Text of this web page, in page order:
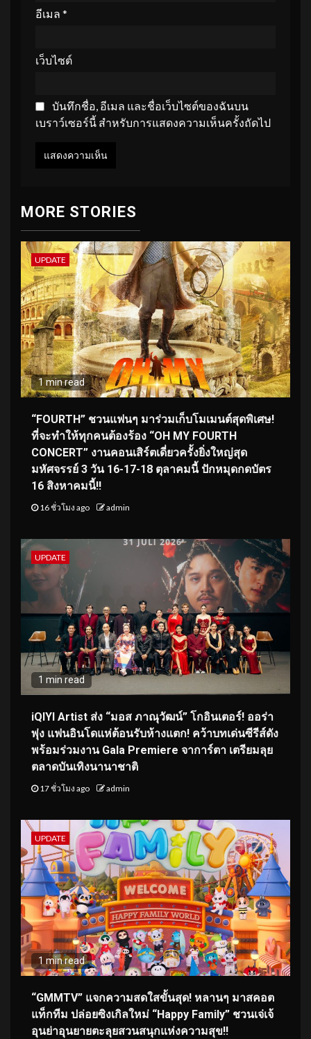
อีเมล *
เว็บไซต์
บันทึกชื่อ, อีเมล และชื่อเว็บไซต์ของฉันบน
เบราว์เซอร์นี้ สำหรับการแสดงความเห็นครั้งถัดไป
MORE STORIES
UPDATE
1 min read
“FOURTH” ชวนแฟนๆ มาร่วมเก็บโมเมนต์สุดพิเศษ!
ที่จะทำให้ทุกคนต้องร้อง “OH MY FOURTH
CONCERT” งานคอนเสิร์ตเดี่ยวครั้งยิ่งใหญ่สุด
มหัศจรรย์ 3 วัน 16-17-18 ตุลาคมนี้ ปักหมุดกดบัตร
16 สิงหาคมนี้!!
16 ชั่วโมง ago admin
UPDATE
1 min read
iQIYI Artist ส่ง “มอส ภาณุวัฒน์” โกอินเตอร์! ออร่า
พุ่ง แฟนอินโดแห่ต้อนรับห้างแตก! คว้าบทเด่นซีรีส์ดัง
พร้อมร่วมงาน Gala Premiere จาการ์ตา เตรียมลุย
ตลาดบันเทิงนานาชาติ
17 ชั่วโมง ago admin
UPDATE
1 min read
“GMMTV” แจกความสดใสขั้นสุด! หลานๆ มาสคอต
แท็กทีม ปล่อยซิงเกิลใหม่ “Happy Family” ชวนเจ่เจ้
อุนย่าอุนยายตะลุยสวนสนุกแห่งความสุข!!